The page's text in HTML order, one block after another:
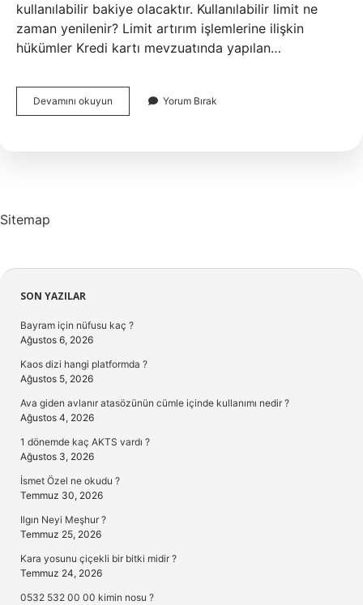
kullanılabilir bakiye olacaktır. Kullanılabilir limit ne
zaman yenilenir? Limit artırım işlemlerine ilişkin
hükümler Kredi kartı mevzuatında yapılan…
Devamını okuyun Kullanılabilir
Kart
Yorum Bırak
Sitemap
Sidebar
SON YAZILAR
Bayram için nüfusu kaç ?
Ağustos 6, 2026
Kaos dizi hangi platformda ?
Ağustos 5, 2026
Ava giden avlanır atasözünün cümle içinde kullanımı nedir ?
Ağustos 4, 2026
1 dönemde kaç AKTS vardı ?
Ağustos 3, 2026
İsmet Özel ne okudu ?
Temmuz 30, 2026
Ilgın Neyi Meşhur ?
Temmuz 25, 2026
Kara yosunu çiçekli bir bitki midir ?
Temmuz 24, 2026
0532 532 00 00 kimin nosu ?